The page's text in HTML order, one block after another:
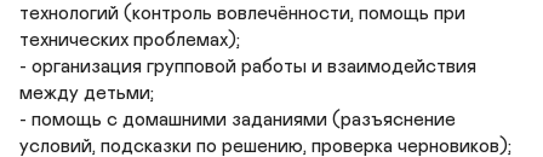
технологий (контроль вовлечённости, помощь при
технических проблемах);
- организация групповой работы и взаимодействия
между детьми;
- помощь с домашними заданиями (разъяснение
условий, подсказки по решению, проверка черновиков);